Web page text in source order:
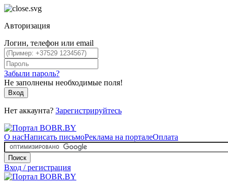
Авторизация
Логин, телефон или email
Забыли пароль?
Не заполнены необходимые поля!
Вход
Нет аккаунта? Зарегистрируйтесь
О насНаписать письмоРеклама на порталеОплата
Поиск
Вход / регистрация